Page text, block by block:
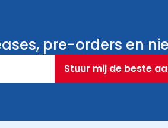
pre-orders en
Stuur mij de beste